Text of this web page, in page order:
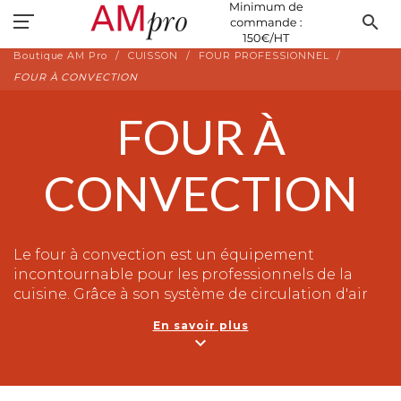
search
Boutique AM Pro CUISSON
FOUR PROFESSIONNEL
FOUR À CONVECTION
FOUR À
CONVECTION
Le four à convection est un équipement
incontournable pour les professionnels de la
cuisine. Grâce à son système de circulation d'air
chaleur à l'intérieur de la chambre de cuisson.
En savoir plus
expand_more